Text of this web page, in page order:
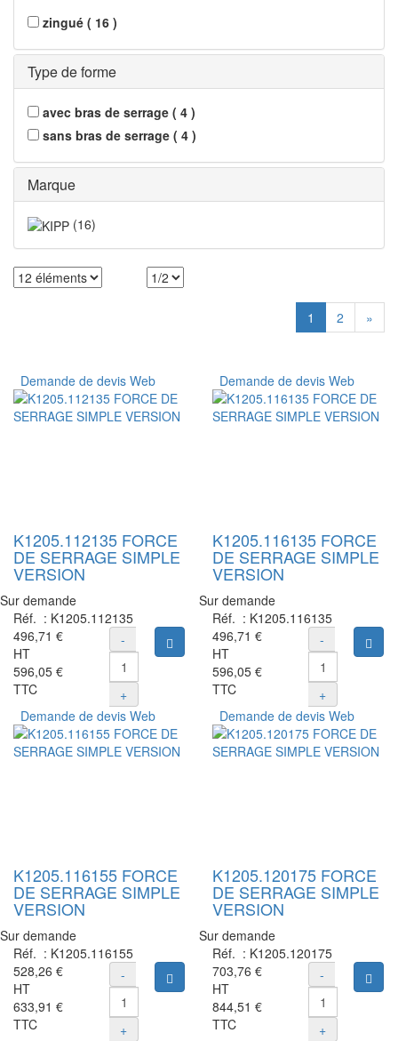
zingué ( 16 )
Type de forme
avec bras de serrage ( 4 )
sans bras de serrage ( 4 )
Marque
(16)
1 2 »
Demande de devis Web
K1205.112135 FORCE
DE SERRAGE SIMPLE
VERSION
Sur demande
Réf. : K1205.112135
496,71 €
HT
596,05 €
TTC
-
+
Ajouter au panier
Demande de devis Web
K1205.116135 FORCE
DE SERRAGE SIMPLE
VERSION
Sur demande
Réf. : K1205.116135
496,71 €
HT
596,05 €
TTC
-
+
Demande de devis Web
K1205.116155 FORCE
DE SERRAGE SIMPLE
VERSION
Sur demande
Réf. : K1205.116155
528,26 €
HT
633,91 €
TTC
-
+
Ajouter au panier
Demande de devis Web
K1205.120175 FORCE
DE SERRAGE SIMPLE
VERSION
Sur demande
Réf. : K1205.120175
703,76 €
HT
844,51 €
TTC
-
+